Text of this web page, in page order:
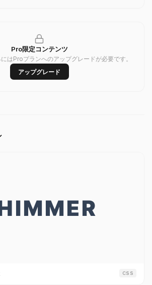
Pro限定コンテンツ
はProプランへのアップグレードが必要です。
アップグレード
CSS